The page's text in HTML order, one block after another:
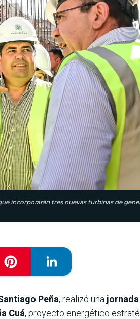
incorporarán tres nuevas turbinas de
Peña, realizó una
Cuá, proyecto energético